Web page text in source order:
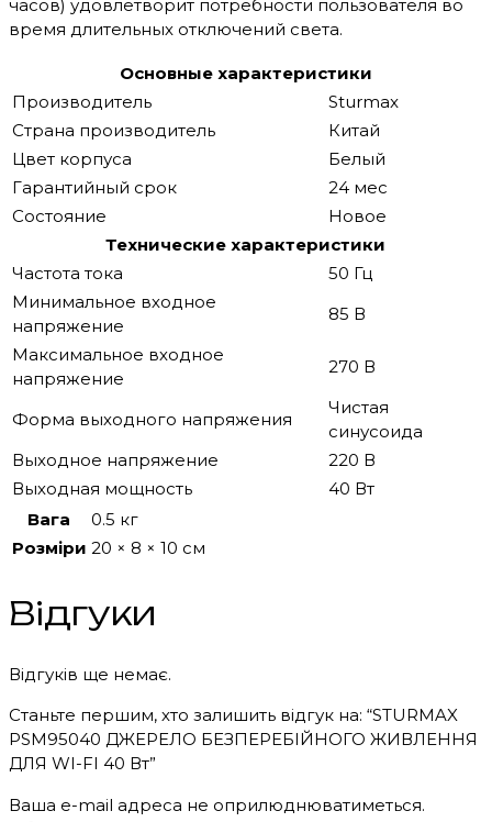
часов) удовлетворит потребности пользователя во
время длительных отключений света.
Основные характеристики
Производитель
Sturmax
Страна производитель
Китай
Цвет корпуса
Белый
Гарантийный срок
24 мес
Состояние
Новое
Технические характеристики
Частота тока
50 Гц
Минимальное входное
напряжение
85 В
Максимальное входное
напряжение
270 В
Форма выходного напряжения
Чистая
синусоида
Выходное напряжение
220 В
Выходная мощность
40 Вт
Вага
0.5 кг
Розміри 20 × 8 × 10 см
Відгуки
Відгуків ще немає.
Станьте першим, хто залишить відгук на: “STURMAX
PSM95040 ДЖЕРЕЛО БЕЗПЕРЕБІЙНОГО ЖИВЛЕННЯ
ДЛЯ WI-FI 40 Вт”
Ваша e-mail адреса не оприлюднюватиметься.